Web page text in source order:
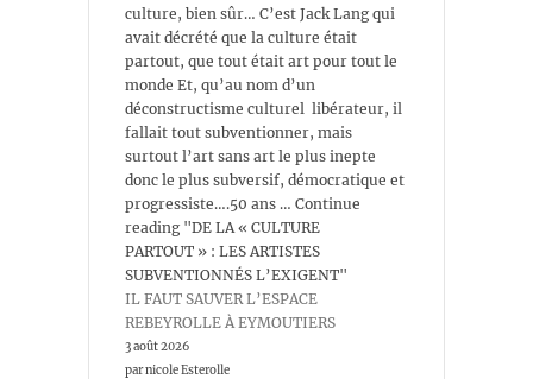
culture, bien sûr… C’est Jack Lang qui
avait décrété que la culture était
partout, que tout était art pour tout le
monde Et, qu’au nom d’un
déconstructisme culturel libérateur, il
fallait tout subventionner, mais
surtout l’art sans art le plus inepte
donc le plus subversif, démocratique et
progressiste….50 ans … Continue
reading "DE LA « CULTURE
PARTOUT » : LES ARTISTES
SUBVENTIONNÉS L’EXIGENT"
IL FAUT SAUVER L’ESPACE
REBEYROLLE À EYMOUTIERS
3 août 2026
par nicole Esterolle